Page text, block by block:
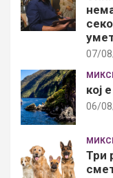
07/
кој
06/
Три